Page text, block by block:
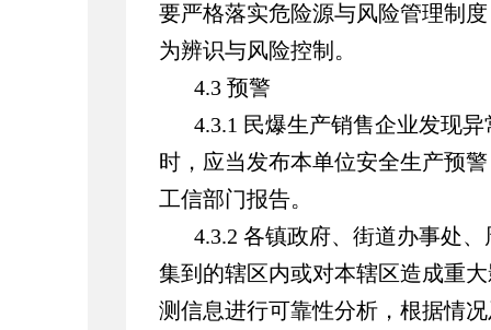
要严格落实危险源与风险管理制
为辨识与风险控制。
4.3 预警
4.3.1 民爆生产销售企业发现
时，应当发布本单位安全生产预
工信部门报告。
4.3.2 各镇政府、街道办事处
集到的辖区内或对本辖区造成重
测信息进行可靠性分析，根据情